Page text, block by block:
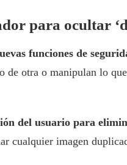
para ocultar
funciones de
de otra o manipulan lo
del usuario para
cualquier imagen